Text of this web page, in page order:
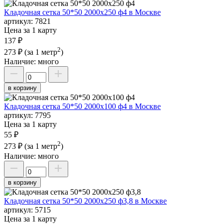
Кладочная сетка 50*50 2000х250 ф4 в Москве
артикул: 7821
Цена за 1 карту
137 ₽
273 ₽ (за 1 метр2)
Наличие: много
в корзину
Кладочная сетка 50*50 2000х100 ф4 в Москве
артикул: 7795
Цена за 1 карту
55 ₽
273 ₽ (за 1 метр2)
Наличие: много
в корзину
Кладочная сетка 50*50 2000х250 ф3,8 в Москве
артикул: 5715
Цена за 1 карту